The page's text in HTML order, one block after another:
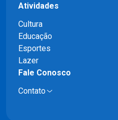
Atividades
Cultura
Educação
Esportes
Lazer
Fale Conosco
Contato